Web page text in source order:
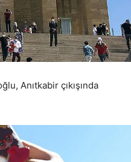
Anıtkabir çıkışında